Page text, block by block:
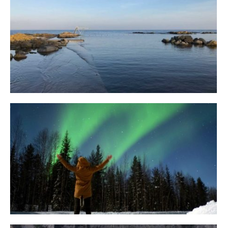
Bornholm
29. OKTOBER 2018
10 Tipps für eine erfolgreiche Jagd
auf Nordlichter
31. JANUAR 2018